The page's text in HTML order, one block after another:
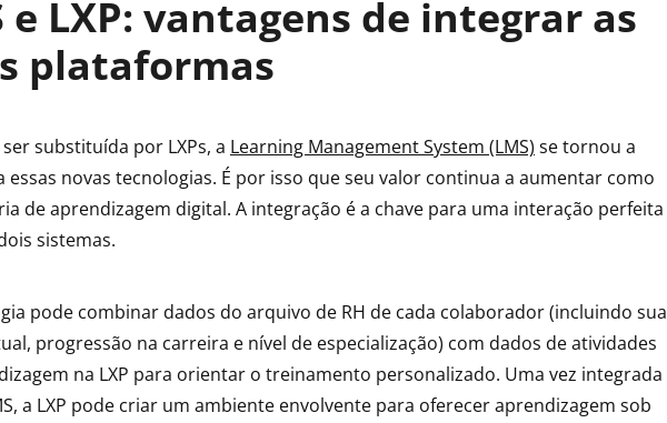
e LXP: vantagens de integrar as
plataformas
substituída por LXPs, a Learning Management System (LMS) se tornou a
essas novas tecnologias. É por isso que seu valor continua a aumentar como
de aprendizagem digital. A integração é a chave para uma interação perfeita
sistemas.
pode combinar dados do arquivo de RH de cada colaborador (incluindo sua
progressão na carreira e nível de especialização) com dados de atividades
na LXP para orientar o treinamento personalizado. Uma vez integrada
a LXP pode criar um ambiente envolvente para oferecer aprendizagem sob